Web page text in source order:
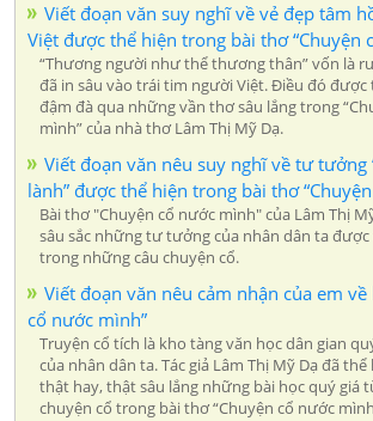
Viết đoạn văn suy nghĩ về vẻ đẹp tâm
Việt được thể hiện trong bài thơ “Chuyện
“Thương người như thể thương thân” vốn là
đã in sâu vào trái tim người Việt. Điều đó
đậm đà qua những vần thơ sâu lắng trong
mình” của nhà thơ Lâm Thị Mỹ Dạ.
Viết đoạn văn nêu suy nghĩ về tư tưởng
lành” được thể hiện trong bài thơ
Bài thơ "Chuyện cổ nước mình" của Lâm Thị
sâu sắc những tư tưởng của nhân dân ta
trong những câu chuyện cổ.
Viết đoạn văn nêu cảm nhận của em về
cổ nước mình”
Truyện cổ tích là kho tàng văn học dân gian
của nhân dân ta. Tác giả Lâm Thị Mỹ Dạ đã
thật hay, thật sâu lắng những bài học quý giá
chuyện cổ trong bài thơ “Chuyện cổ nước